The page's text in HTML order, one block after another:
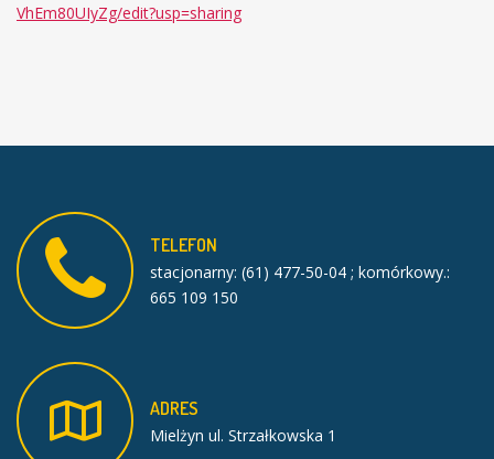
VhEm80UIyZg/edit?usp=sharing
TELEFON
stacjonarny: (61) 477-50-04 ; komórkowy.:
665 109 150
ADRES
Mielżyn ul. Strzałkowska 1